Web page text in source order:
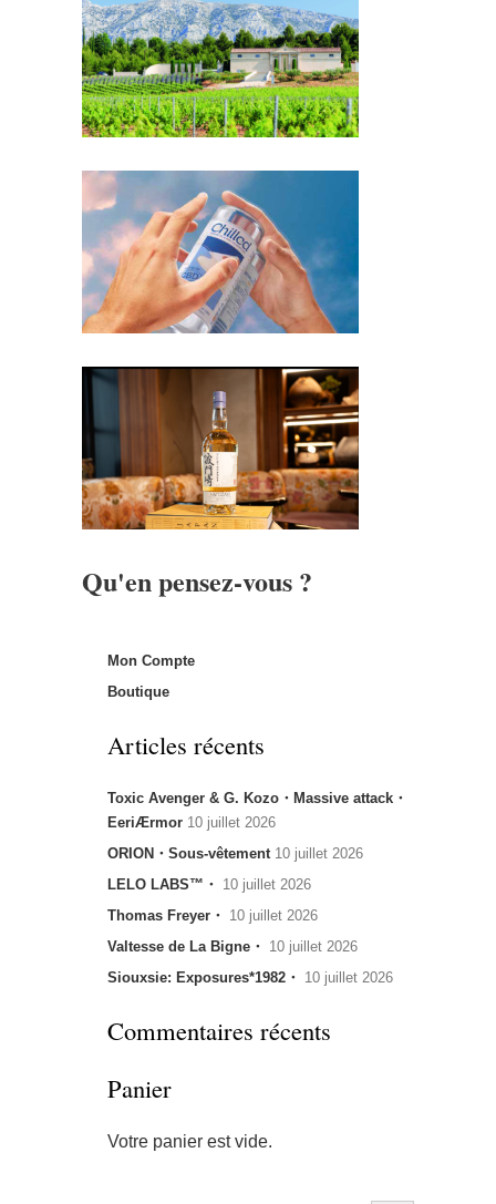
Qu'en pensez-vous ?
Mon Compte
Boutique
Articles récents
Toxic Avenger & G. Kozo・Massive attack・
EeriÆrmor 10 juillet 2026
ORION・Sous-vêtement 10 juillet 2026
LELO LABS™・ 10 juillet 2026
Thomas Freyer・ 10 juillet 2026
Valtesse de La Bigne・ 10 juillet 2026
Siouxsie: Exposures*1982・ 10 juillet 2026
Commentaires récents
Panier
Votre panier est vide.